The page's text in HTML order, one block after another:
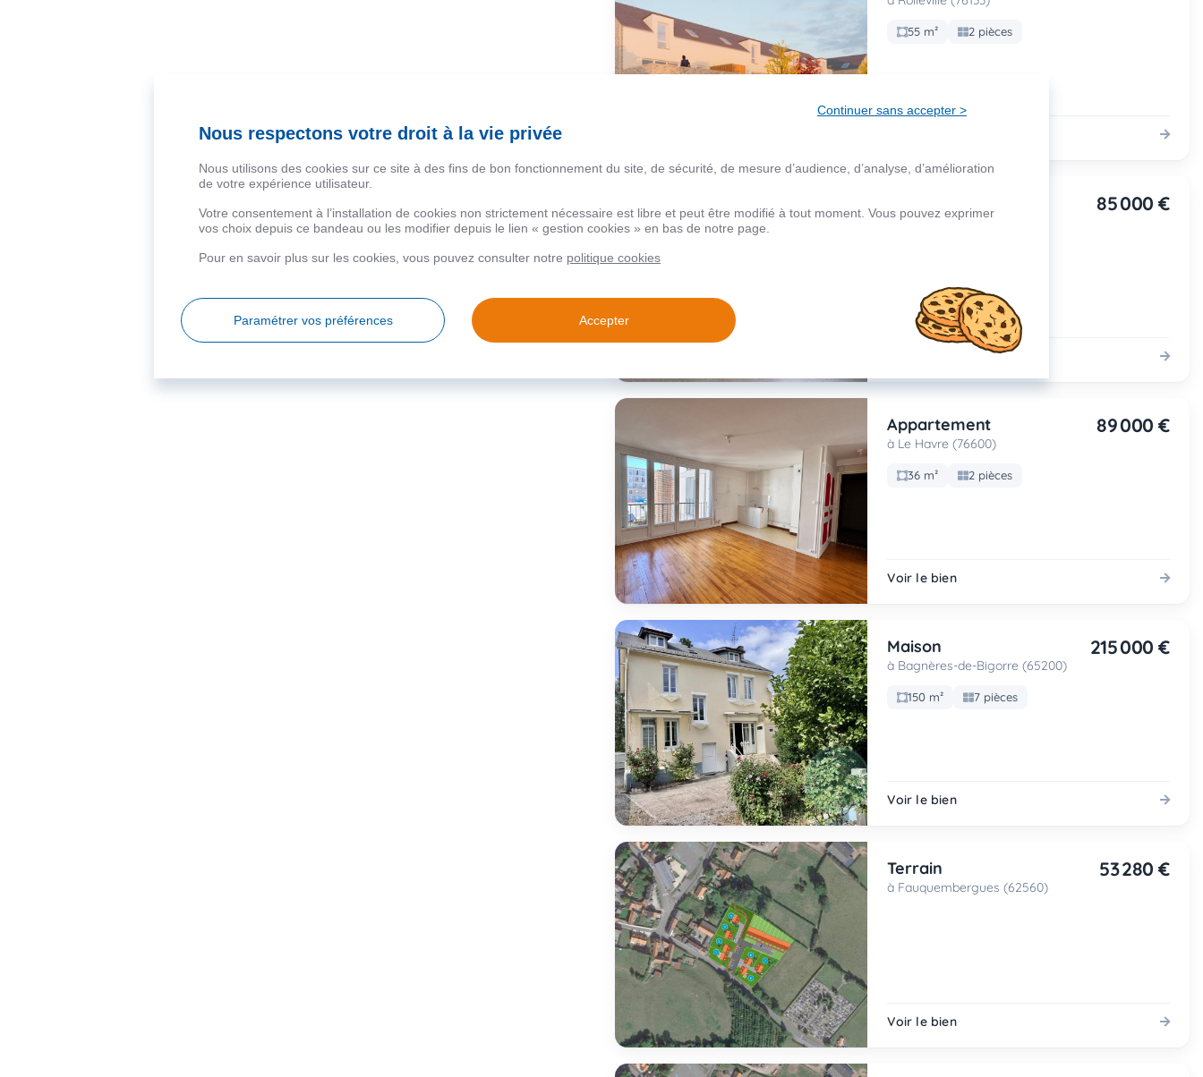
55 m² 2 pièces
à Le Petit-Quevilly (76140)
85 000 €
Appartement
à Le Havre (76600)
89 000 €
36 m² 2 pièces
Voir le bien
Maison
à Bagnères-de-Bigorre (65200)
215 000 €
150 m² 7 pièces
Voir le bien
Terrain
à Fauquembergues (62560)
53 280 €
Voir le bien
Continuer sans accepter >
Nous respectons votre droit à la vie privée
Nous utilisons des cookies sur ce site à des fins de bon fonctionnement du site, de sécurité, de mesure d’audience, d’analyse, d’amélioration
de votre expérience utilisateur.
Votre consentement à l’installation de cookies non strictement nécessaire est libre et peut être modifié à tout moment. Vous pouvez exprimer
vos choix depuis ce bandeau ou les modifier depuis le lien « gestion cookies » en bas de notre page.
Pour en savoir plus sur les cookies, vous pouvez consulter notre politique cookies
Paramétrer vos préférences Accepter